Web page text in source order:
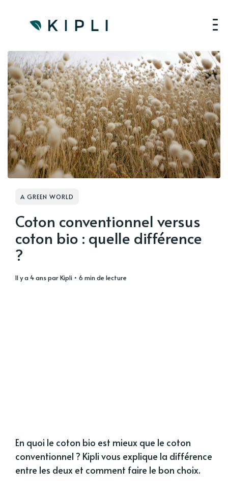
A GREEN WORLD
Coton conventionnel versus
coton bio : quelle différence
?
il y a 4 ansparKipli • 6 min de lecture
En quoi le coton bio est mieux que le coton
conventionnel ? Kipli vous explique la différence
entre les deux et comment faire le bon choix.